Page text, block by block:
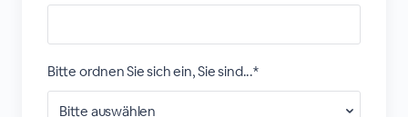
Bitte ordnen Sie sich ein, Sie sind...*